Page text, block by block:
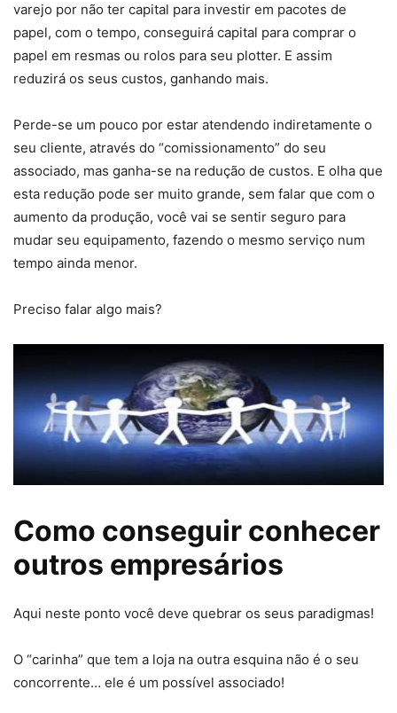
varejo por não ter capital para investir em pacotes de
papel, com o tempo, conseguirá capital para comprar o
papel em resmas ou rolos para seu plotter. E assim
reduzirá os seus custos, ganhando mais.
Perde-se um pouco por estar atendendo indiretamente o
seu cliente, através do “comissionamento” do seu
associado, mas ganha-se na redução de custos. E olha que
esta redução pode ser muito grande, sem falar que com o
aumento da produção, você vai se sentir seguro para
mudar seu equipamento, fazendo o mesmo serviço num
tempo ainda menor.
Preciso falar algo mais?
Como conseguir conhecer
outros empresários
Aqui neste ponto você deve quebrar os seus paradigmas!
O “carinha” que tem a loja na outra esquina não é o seu
concorrente… ele é um possível associado!